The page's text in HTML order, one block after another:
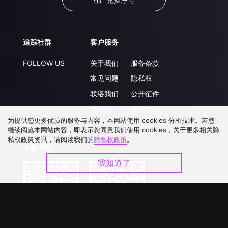
追踪社群
FOLLOW US
客户服务
关于我们
常见问题
联络我们
升级VIP
服务条款
隐私权
公开征件
合作洽談
为提供您更多优质的服务与内容，本网站使用 cookies 分析技术。若您
继续阅览本网站内容，即表示您同意我们使用 cookies，关于更多相关隐
私权政策资讯，请阅读我们的隐私权政策。
我知道了